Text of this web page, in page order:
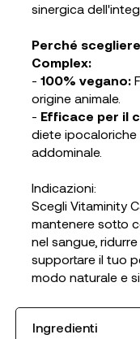
sinergica
Perché
Complex:
- 100% vegano:
origine animale.
- Efficace per il
diete ipocaloriche
addominale.
Indicazioni:
Scegli Vitaminity
mantenere sotto
nel sangue,
supportare il tuo
modo naturale e
Ingredienti